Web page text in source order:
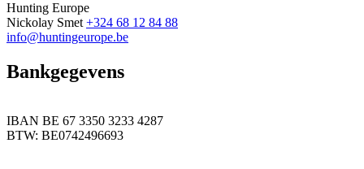
Hunting Europe
Nickolay Smet+324 68 12 84 88
info@huntingeurope.be
Bankgegevens
IBAN BE 67 3350 3233 4287
BTW: BE0742496693